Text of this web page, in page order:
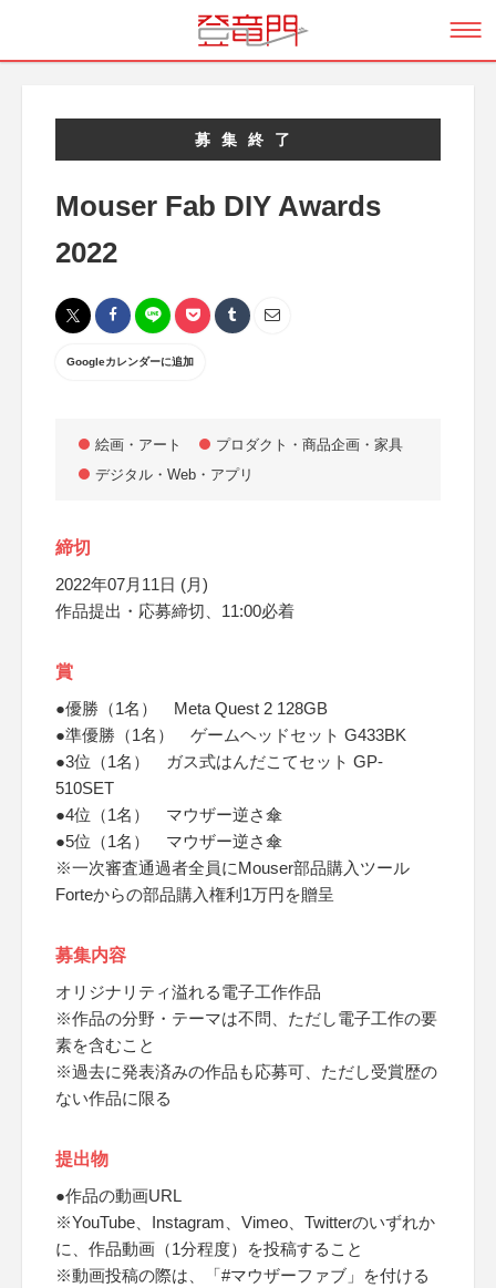
募集終了
Mouser Fab DIY Awards
2022
Googleカレンダーに追加
絵画・アート
プロダクト・商品企画・家具
デジタル・Web・アプリ
締切
2022年07月11日 (月)
作品提出・応募締切、11:00必着
賞
●優勝（1名） Meta Quest 2 128GB
●準優勝（1名） ゲームヘッドセット G433BK
●3位（1名） ガス式はんだこてセット GP-
510SET
●4位（1名） マウザー逆さ傘
●5位（1名） マウザー逆さ傘
※一次審査通過者全員にMouser部品購入ツール
Forteからの部品購入権利1万円を贈呈
募集内容
オリジナリティ溢れる電子工作作品
※作品の分野・テーマは不問、ただし電子工作の要
素を含むこと
※過去に発表済みの作品も応募可、ただし受賞歴の
ない作品に限る
提出物
●作品の動画URL
※YouTube、Instagram、Vimeo、Twitterのいずれか
に、作品動画（1分程度）を投稿すること
※動画投稿の際は、「#マウザーファブ」を付ける